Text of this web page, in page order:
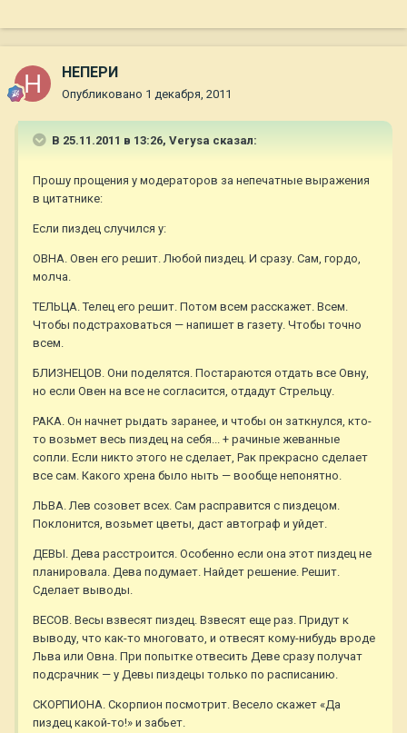
НЕПЕРИ
Опубликовано 1 декабря, 2011
В 25.11.2011 в 13:26, Verysa сказал:
Прошу прощения у модераторов за непечатные выражения
в цитатнике:
Если пиздец случился у:
ОВНА. Овен его решит. Любой пиздец. И сразу. Сам, гордо,
молча.
ТЕЛЬЦА. Телец его решит. Потом всем расскажет. Всем.
Чтобы подстраховаться — напишет в газету. Чтобы точно
всем.
БЛИЗНЕЦОВ. Они поделятся. Постараются отдать все Овну,
но если Овен на все не согласится, отдадут Стрельцу.
РАКА. Он начнет рыдать заранее, и чтобы он заткнулся, кто-
то возьмет весь пиздец на себя... + рачиные жеванные
сопли. Если никто этого не сделает, Рак прекрасно сделает
все сам. Какого хрена было ныть — вообще непонятно.
ЛЬВА. Лев созовет всех. Сам расправится с пиздецом.
Поклонится, возьмет цветы, даст автограф и уйдет.
ДЕВЫ. Дева расстроится. Особенно если она этот пиздец не
планировала. Дева подумает. Найдет решение. Решит.
Сделает выводы.
ВЕСОВ. Весы взвесят пиздец. Взвесят еще раз. Придут к
выводу, что как-то многовато, и отвесят кому-нибудь вроде
Льва или Овна. При попытке отвесить Деве сразу получат
подсрачник — у Девы пиздецы только по расписанию.
СКОРПИОНА. Скорпион посмотрит. Весело скажет «Да
пиздец какой-то!» и забьет.